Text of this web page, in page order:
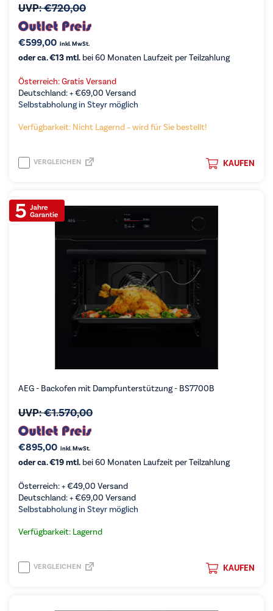
UVP:€720,00
€599,00 inkl. MwSt.
oder ca. €13 mtl. bei 60 Monaten Laufzeit per Teilzahlung
Österreich: Gratis Versand
Deutschland: +€69,00 Versand
Selbstabholung in Steyr möglich
Verfügbarkeit: Nicht Lagernd – wird für Sie bestellt!
KAUFEN
VERGLEICHEN
AEG - Backofen mit Dampfunterstützung - BS7700B
UVP:€1.570,00
€895,00 inkl. MwSt.
oder ca. €19 mtl. bei 60 Monaten Laufzeit per Teilzahlung
Österreich: +€49,00 Versand
Deutschland: +€69,00 Versand
Selbstabholung in Steyr möglich
Verfügbarkeit: Lagernd
KAUFEN
VERGLEICHEN